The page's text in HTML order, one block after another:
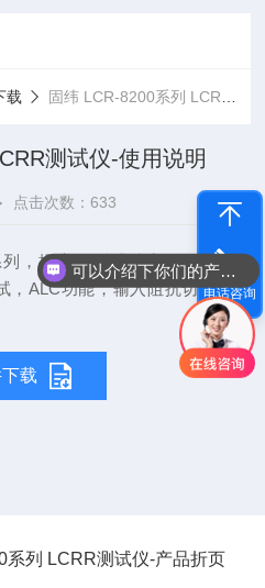
载 固纬 LCR-8200系列 LCRR测试仪-使用说明
测试仪-使用说明
点击次数：633
，提高了测试精度，增加了电
，ALC功能，输入阻抗切换等功
载
系列 LCRR测试仪-产品折页
电话咨询
可以介绍下你们的产品么